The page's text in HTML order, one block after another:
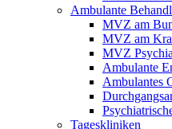
Ambulante
MVZ am
MVZ am
MVZ
Ambulante
Ambulantes
Tageskliniken